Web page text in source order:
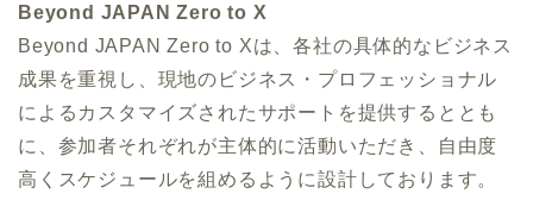
Beyond JAPAN Zero to X
Beyond JAPAN Zero to Xは、各社の具体的なビジネス
成果を重視し、現地のビジネス・プロフェッショナル
によるカスタマイズされたサポートを提供するととも
に、参加者それぞれが主体的に活動いただき、自由度
高くスケジュールを組めるように設計しております。